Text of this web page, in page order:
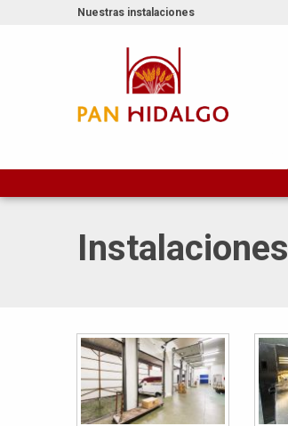
Nuestras instalaciones
Instalaciones